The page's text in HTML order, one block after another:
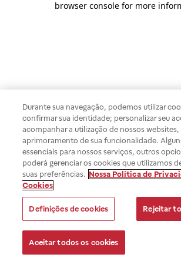
browser console for more
Durante sua navegação, podemos utilizar
confirmar sua identidade; personalizar seu
acompanhar a utilização de nossos
aprimoramento de sua funcionalidade.
essenciais para nossos serviços, outros
poderá gerenciar os cookies que utilizamos
suas preferências. Nossa Política de
Cookies
Definições de cookies Rejeitar
Aceitar todos os cookies